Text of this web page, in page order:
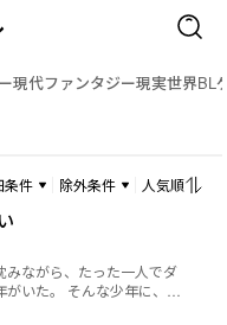
現代ファンタジー現実世界BL
条件 除外条件 人気順
みながら、たった一人でダ
いた。 そんな少年に、声